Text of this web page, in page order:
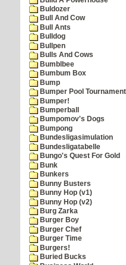
Buldozer
Bull And Cow
Bull Ants
Bulldog
Bullpen
Bulls And Cows
Bumblbee
Bumbum Box
Bump
Bumper Pool Tournament
Bumper!
Bumperball
Bumpomov's Dogs
Bumpong
Bundesligasimulation
Bundesligatabelle
Bungo's Quest For Gold
Bunk
Bunkers
Bunny Busters
Bunny Hop (v1)
Bunny Hop (v2)
Burg Zarka
Burger Boy
Burger Chef
Burger Time
Burgers!
Buried Bucks